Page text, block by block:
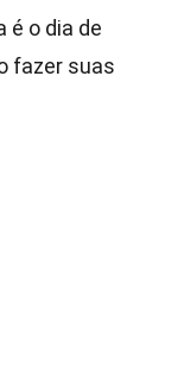
é o dia de
fazer suas